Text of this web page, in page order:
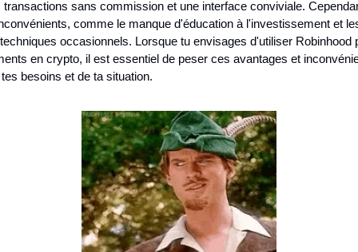
transactions sans commission et une interface conviviale.
comme le manque d'éducation à l'investissement et
occasionnels. Lorsque tu envisages d'utiliser Robinhood
en crypto, il est essentiel de peser ces avantages et
besoins et de ta situation.